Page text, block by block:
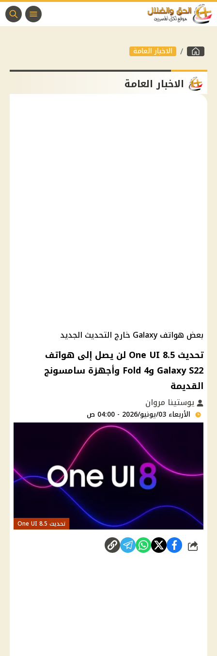
الاخبار العامة
الاخبار العامة
بعض هواتف Galaxy خارج التحديث الجديد
تحديث One UI 8.5 لن يصل إلى هواتف
Galaxy S22 وFold 4 وأجهزة سامسونج
القديمة
يوستينا مروان
الأربعاء 03/يونيو/2026 - 04:00 ص
تحديث One UI 8.5
شارك